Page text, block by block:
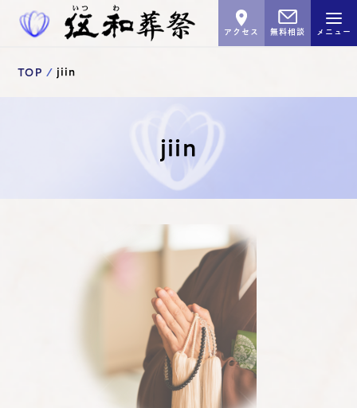
メニュー
無料相談
アクセス
TOP jiin
jiin